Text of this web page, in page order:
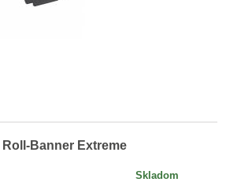
Roll-Banner Extreme
Skladom